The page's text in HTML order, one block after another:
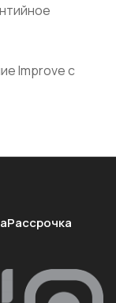
Improve с
Рассрочка